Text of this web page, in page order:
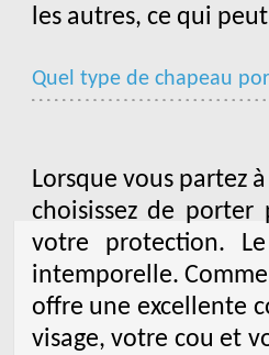
les autres, ce qui
Quel type de chapeau
Lorsque vous partez
choisissez de
votre protection.
intemporelle.
offre une excellente
visage, votre cou et